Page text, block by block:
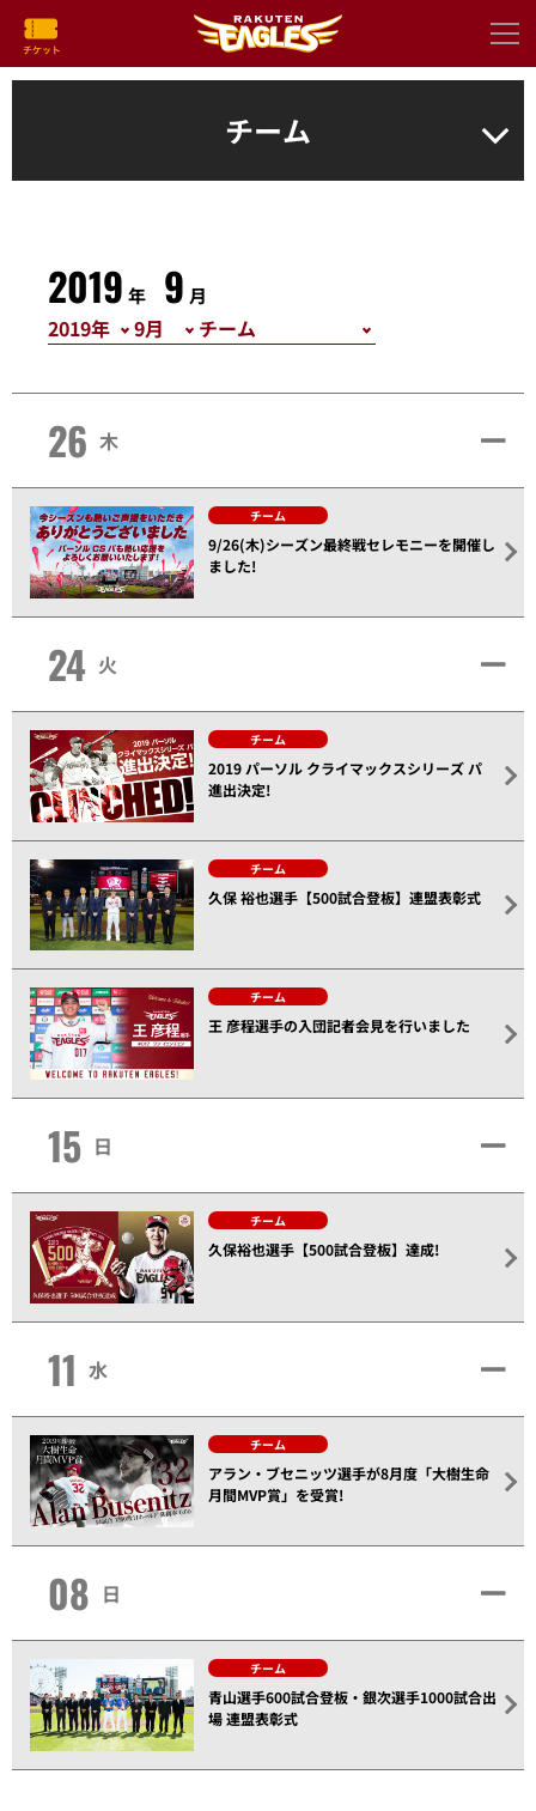
チーム
2019 年 9 月
26 木
チーム
9/26(木)シーズン最終戦セレモニーを開催し
ました!
24 火
チーム
2019 パーソル クライマックスシリーズ パ
進出決定!
チーム
久保 裕也選手【500試合登板】連盟表彰式
チーム
王 彦程選手の入団記者会見を行いました
15 日
チーム
久保裕也選手【500試合登板】達成!
11 水
チーム
アラン・ブセニッツ選手が8月度「大樹生命
月間MVP賞」を受賞!
08 日
チーム
青山選手600試合登板・銀次選手1000試合出
場 連盟表彰式